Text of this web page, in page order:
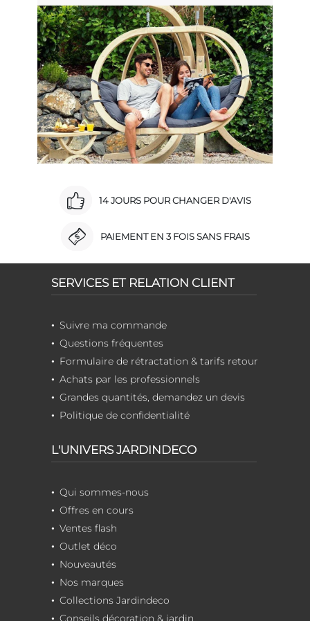
14 JOURS POUR CHANGER D'AVIS
PAIEMENT EN 3 FOIS SANS FRAIS
SERVICES ET RELATION CLIENT
Suivre ma commande
Questions fréquentes
Formulaire de rétractation & tarifs retour
Achats par les professionnels
Grandes quantités, demandez un devis
Politique de confidentialité
L'UNIVERS JARDINDECO
Qui sommes-nous
Offres en cours
Ventes flash
Outlet déco
Nouveautés
Nos marques
Collections Jardindeco
Conseils décoration & jardin